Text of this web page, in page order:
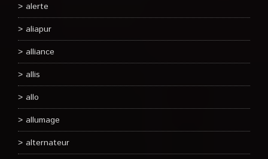
alerte
aliapur
alliance
allis
allo
allumage
alternateur